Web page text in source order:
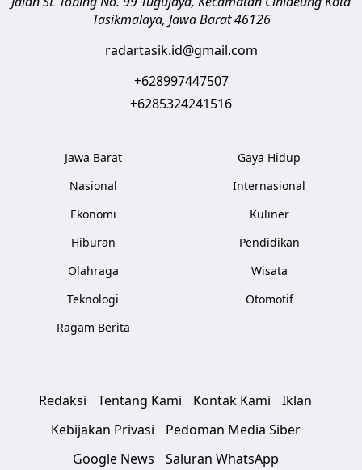
Tasikmalaya, Jawa Barat 46126
radartasik.id@gmail.com
+628997447507
+6285324241516
Jawa Barat
Nasional
Ekonomi
Hiburan
Olahraga
Teknologi
Ragam Berita
Gaya Hidup
Internasional
Kuliner
Pendidikan
Wisata
Otomotif
Redaksi Tentang Kami Kontak Kami
Iklan
Kebijakan Privasi
Pedoman Media Siber
Google News
Saluran WhatsApp